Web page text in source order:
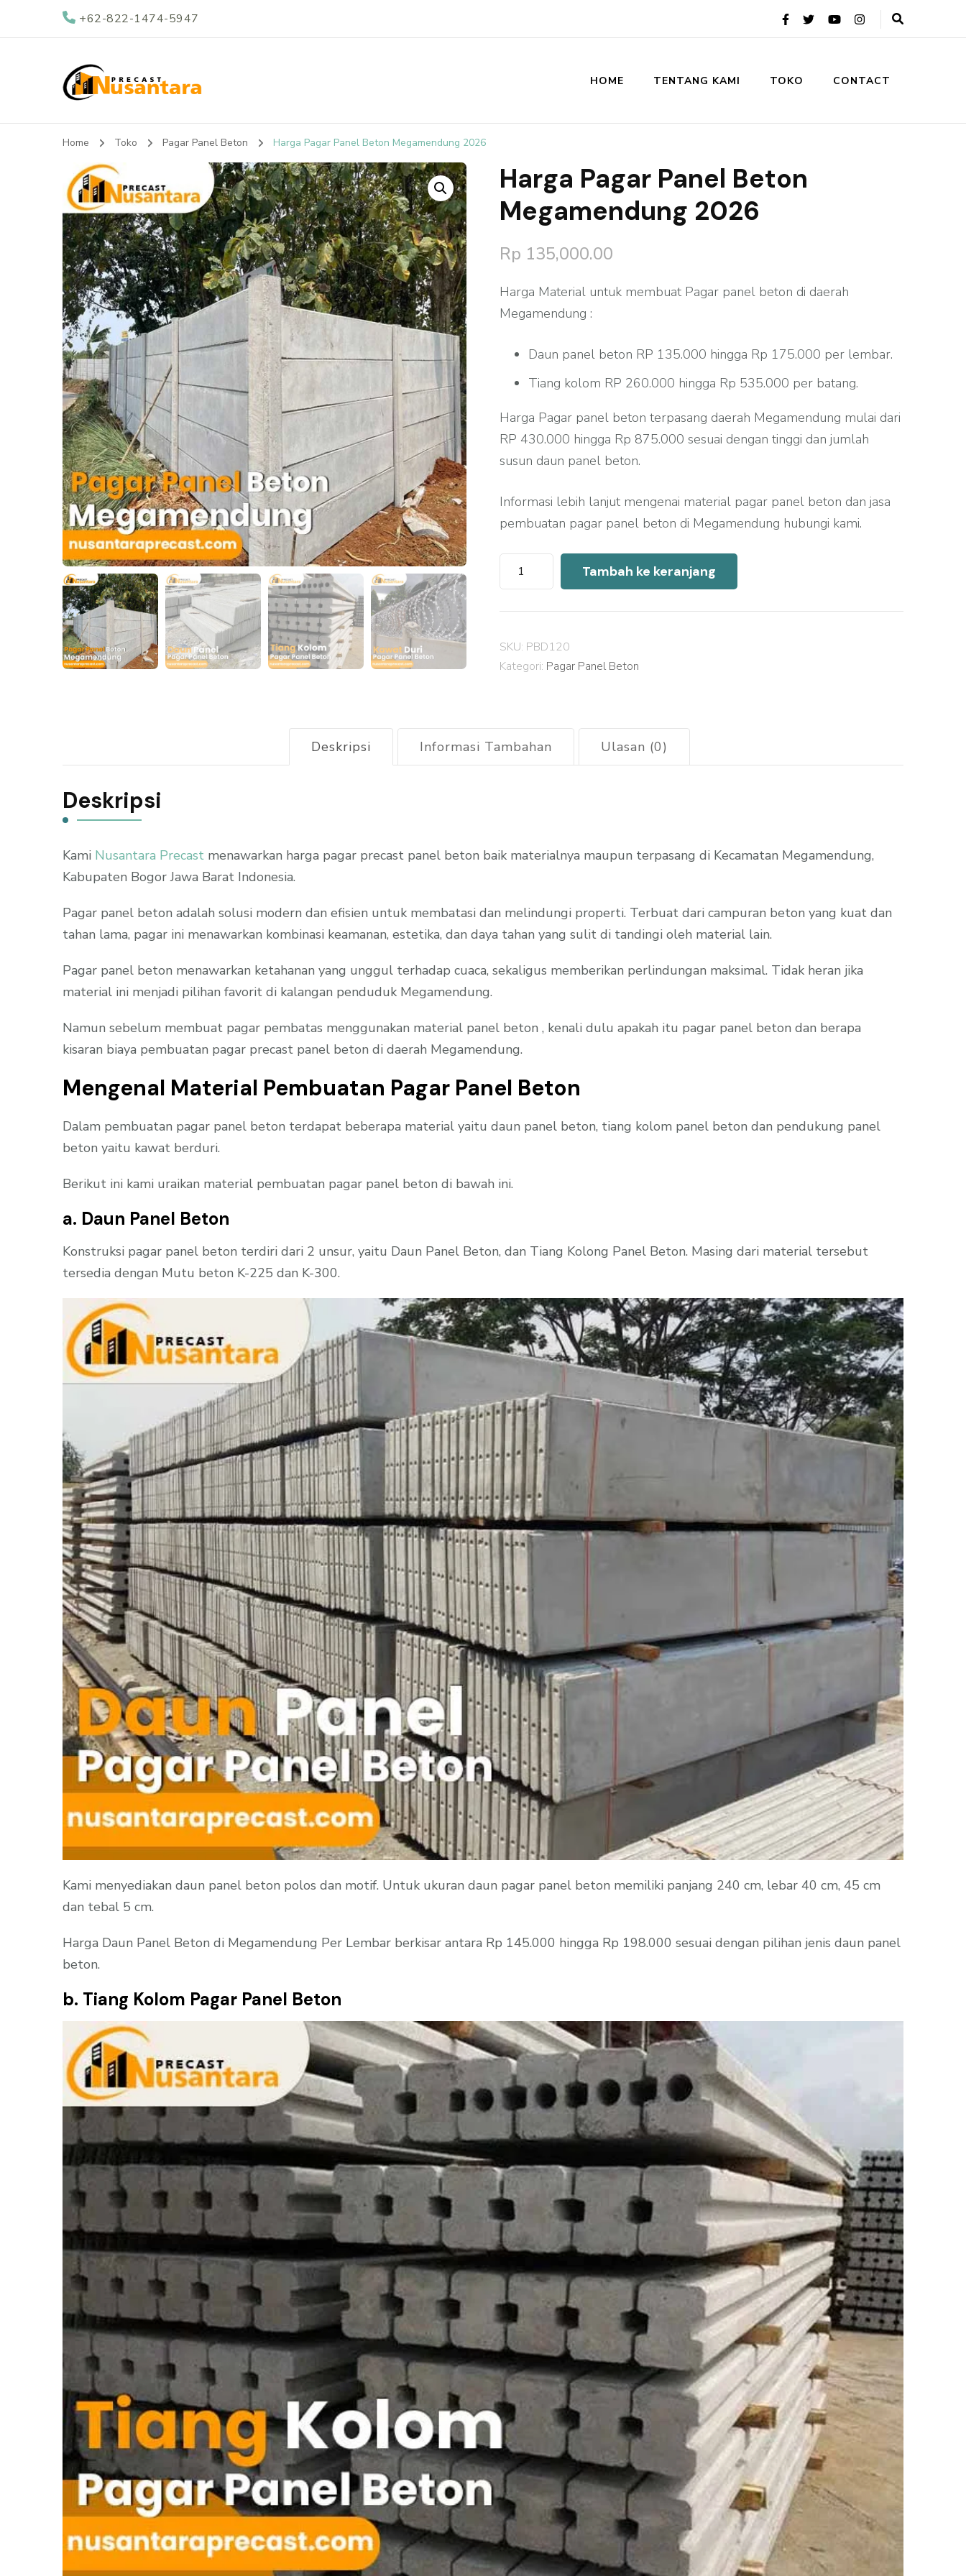
+62-822-1474-5947
Nusantara Precast
HOME TENTANG KAMI TOKO CONTACT
Home Toko Pagar Panel Beton Harga Pagar Panel Beton Megamendung 2026
Harga Pagar Panel Beton
Megamendung 2026
Rp 135,000.00
Harga Material untuk membuat Pagar panel beton di daerah
Megamendung :
Daun panel beton RP 135.000 hingga Rp 175.000 per lembar.
Tiang kolom RP 260.000 hingga Rp 535.000 per batang.
Harga Pagar panel beton terpasang daerah Megamendung mulai dari
RP 430.000 hingga Rp 875.000 sesuai dengan tinggi dan jumlah
susun daun panel beton.
Informasi lebih lanjut mengenai material pagar panel beton dan jasa
pembuatan pagar panel beton di Megamendung hubungi kami.
Kuantitas
Harga
Pagar
Beton
Megamendung
Tambah ke keranjang
SKU: PBD120
Kategori: Pagar Panel Beton
Deskripsi Informasi Tambahan Ulasan (0)
Deskripsi
Kami Nusantara Precast menawarkan harga pagar precast panel beton baik materialnya maupun terpasang di Kecamatan Megamendung,
Kabupaten Bogor Jawa Barat Indonesia.
Pagar panel beton adalah solusi modern dan efisien untuk membatasi dan melindungi properti. Terbuat dari campuran beton yang kuat dan
tahan lama, pagar ini menawarkan kombinasi keamanan, estetika, dan daya tahan yang sulit di tandingi oleh material lain.
Pagar panel beton menawarkan ketahanan yang unggul terhadap cuaca, sekaligus memberikan perlindungan maksimal. Tidak heran jika
material ini menjadi pilihan favorit di kalangan penduduk Megamendung.
Namun sebelum membuat pagar pembatas menggunakan material panel beton , kenali dulu apakah itu pagar panel beton dan berapa
kisaran biaya pembuatan pagar precast panel beton di daerah Megamendung.
Mengenal Material Pembuatan Pagar Panel Beton
Dalam pembuatan pagar panel beton terdapat beberapa material yaitu daun panel beton, tiang kolom panel beton dan pendukung panel
beton yaitu kawat berduri.
Berikut ini kami uraikan material pembuatan pagar panel beton di bawah ini.
a. Daun Panel Beton
Konstruksi pagar panel beton terdiri dari 2 unsur, yaitu Daun Panel Beton, dan Tiang Kolong Panel Beton. Masing dari material tersebut
tersedia dengan Mutu beton K-225 dan K-300.
Kami menyediakan daun panel beton polos dan motif. Untuk ukuran daun pagar panel beton memiliki panjang 240 cm, lebar 40 cm, 45 cm
dan tebal 5 cm.
Harga Daun Panel Beton di Megamendung Per Lembar berkisar antara Rp 145.000 hingga Rp 198.000 sesuai dengan pilihan jenis daun panel
beton.
b. Tiang Kolom Pagar Panel Beton